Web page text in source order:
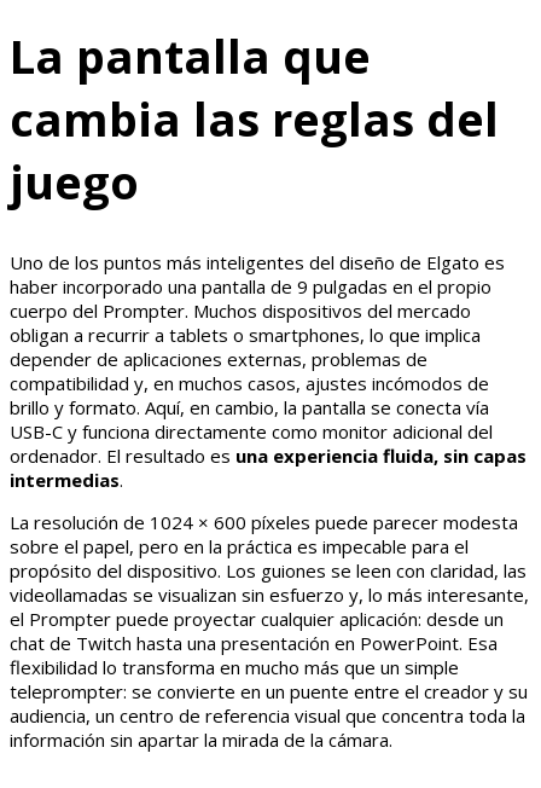
La pantalla que
cambia las reglas del
juego
Uno de los puntos más inteligentes del diseño de Elgato es
haber incorporado una pantalla de 9 pulgadas en el propio
cuerpo del Prompter. Muchos dispositivos del mercado
obligan a recurrir a tablets o smartphones, lo que implica
depender de aplicaciones externas, problemas de
compatibilidad y, en muchos casos, ajustes incómodos de
brillo y formato. Aquí, en cambio, la pantalla se conecta vía
USB-C y funciona directamente como monitor adicional del
ordenador. El resultado es una experiencia fluida, sin capas
intermedias.
La resolución de 1024 × 600 píxeles puede parecer modesta
sobre el papel, pero en la práctica es impecable para el
propósito del dispositivo. Los guiones se leen con claridad, las
videollamadas se visualizan sin esfuerzo y, lo más interesante,
el Prompter puede proyectar cualquier aplicación: desde un
chat de Twitch hasta una presentación en PowerPoint. Esa
flexibilidad lo transforma en mucho más que un simple
teleprompter: se convierte en un puente entre el creador y su
audiencia, un centro de referencia visual que concentra toda la
información sin apartar la mirada de la cámara.